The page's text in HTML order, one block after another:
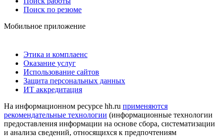
Поиск по резюме
Мобильное приложение
Этика и комплаенс
Оказание услуг
Использование сайтов
Защита персональных данных
ИТ аккредитация
На информационном ресурсе hh.ru применяются
рекомендательные технологии (информационные технологии
предоставления информации на основе сбора, систематизации
и анализа сведений, относящихся к предпочтениям